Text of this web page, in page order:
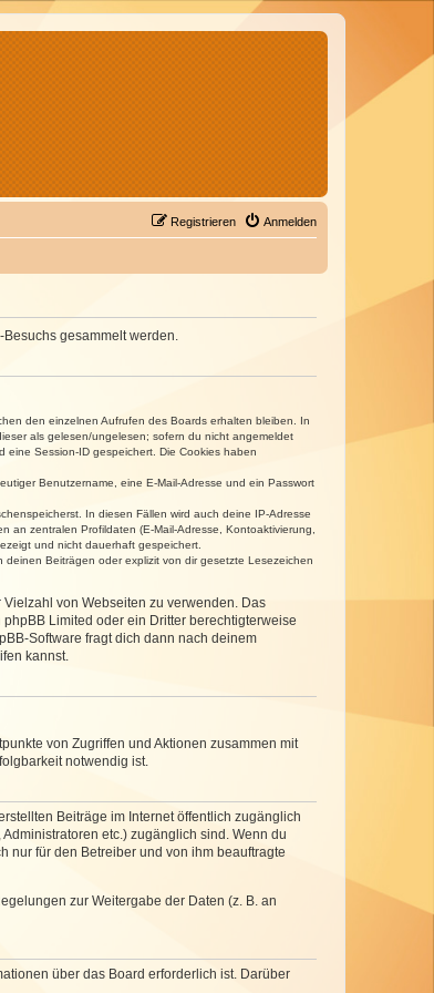
Anmelden
Registrieren
Besuchs gesammelt werden.
den einzelnen Aufrufen des Boards erhalten bleiben. In
als gelesen/ungelesen; sofern du nicht angemeldet
eine Session-ID gespeichert. Die Cookies haben
Benutzername, eine E-Mail-Adresse und ein Passwort
In diesen Fällen wird auch deine IP-Adresse
an zentralen Profildaten (E-Mail-Adresse, Kontoaktivierung,
und nicht dauerhaft gespeichert.
Beiträgen oder explizit von dir gesetzte Lesezeichen
von Webseiten zu verwenden. Das
Limited oder ein Dritter berechtigterweise
Software fragt dich dann nach deinem
kannst.
von Zugriffen und Aktionen zusammen mit
notwendig ist.
Beiträge im Internet öffentlich zugänglich
etc.) zugänglich sind. Wenn du
nur für den Betreiber und von ihm beauftragte
zur Weitergabe der Daten (z. B. an
über das Board erforderlich ist. Darüber